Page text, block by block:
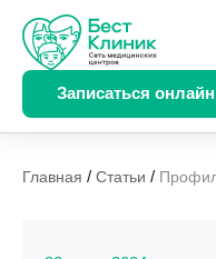
Записаться онлайн
Главная / Статьи /